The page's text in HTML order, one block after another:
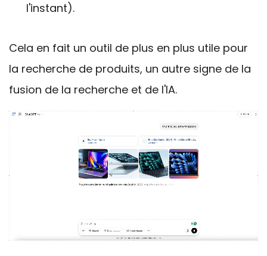
l'instant).
Cela en fait un outil de plus en plus utile pour
la recherche de produits, un autre signe de la
fusion de la recherche et de l'IA.